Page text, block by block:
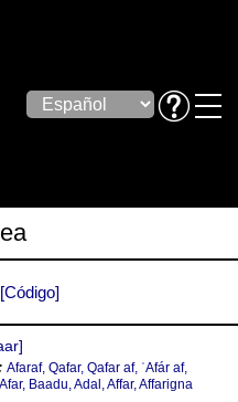
Código
Afaraf, Qafar, Qafar af, ʿAfár af,
Baadu, Adal, Affar, Affarigna